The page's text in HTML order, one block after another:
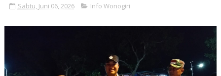
Sabtu, Juni 06, 2026 Info Wonogiri